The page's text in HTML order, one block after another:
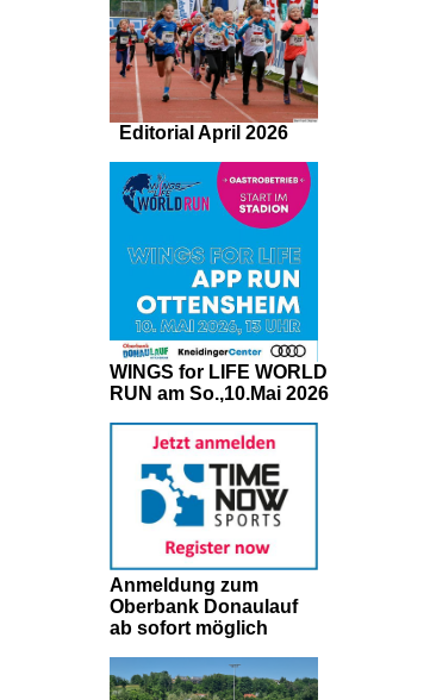
Editorial April 2026
WINGS for LIFE WORLD
RUN am So.,10.Mai 2026
Anmeldung zum
Oberbank Donaulauf
ab sofort möglich